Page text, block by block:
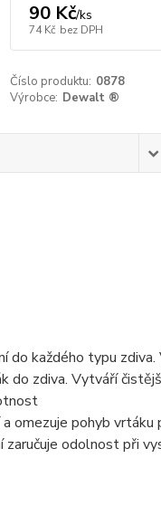
90 Kč/ks
74 Kč bez DPH
Číslo produktu: 0878
Výrobce: Dewalt ®
každého typu
do zdiva. Vytváří
omezuje pohyb
zaručuje odolnost při